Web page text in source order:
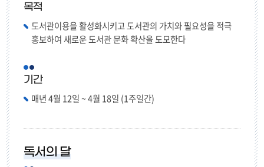
목적
도서관이용을 활성화시키고 도서관의 가치와 필요성을 적극
홍보하여 새로운 도서관 문화 확산을 도모한다
기간
매년 4월 12일 ~ 4월 18일 (1주일간)
독서의 달